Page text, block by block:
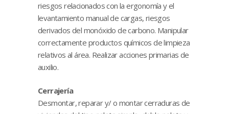
riesgos relacionados con la ergonomía y el
levantamiento manual de cargas, riesgos
derivados del monóxido de carbono. Manipular
correctamente productos químicos de limpieza
relativos al área. Realizar acciones primarias de
auxilio.
Cerrajería
Desmontar, reparar y/ o montar cerraduras de